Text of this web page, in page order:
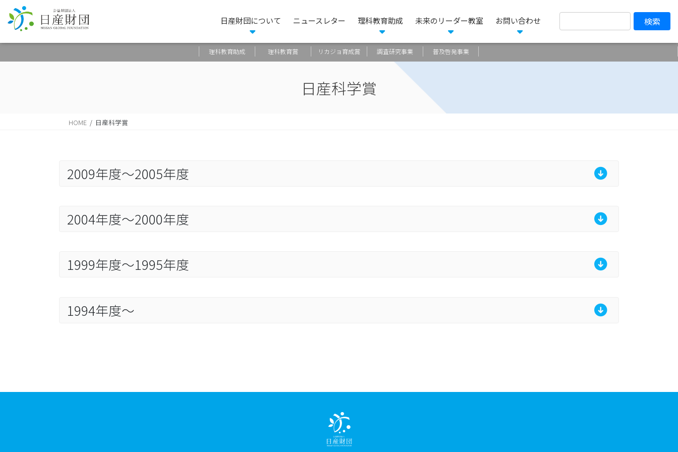
⽇産財団について ニュースレター 理科教育助成 未来のリーダー教室 お問い合わせ
理科教育助成 理科教育賞 リカジョ育成賞 調査研究事業 普及啓発事業
日産科学賞
HOME 日産科学賞
2009年度～2005年度
2004年度～2000年度
1999年度～1995年度
1994年度～